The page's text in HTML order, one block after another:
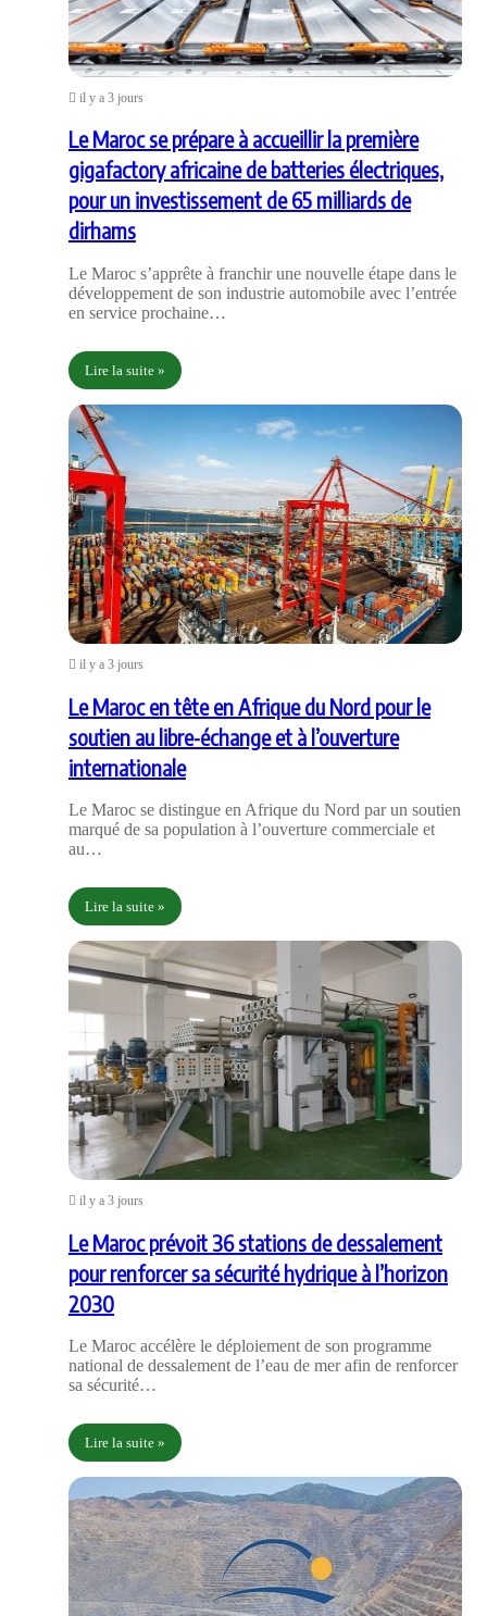
il y a 3 jours
Le Maroc se prépare à accueillir la première
gigafactory africaine de batteries électriques,
pour un investissement de 65 milliards de
dirhams
Le Maroc s’apprête à franchir une nouvelle étape dans le
développement de son industrie automobile avec l’entrée
en service prochaine…
Lire la suite »
il y a 3 jours
Le Maroc en tête en Afrique du Nord pour le
soutien au libre-échange et à l’ouverture
internationale
Le Maroc se distingue en Afrique du Nord par un soutien
marqué de sa population à l’ouverture commerciale et
au…
Lire la suite »
il y a 3 jours
Le Maroc prévoit 36 stations de dessalement
pour renforcer sa sécurité hydrique à l’horizon
2030
Le Maroc accélère le déploiement de son programme
national de dessalement de l’eau de mer afin de renforcer
sa sécurité…
Lire la suite »